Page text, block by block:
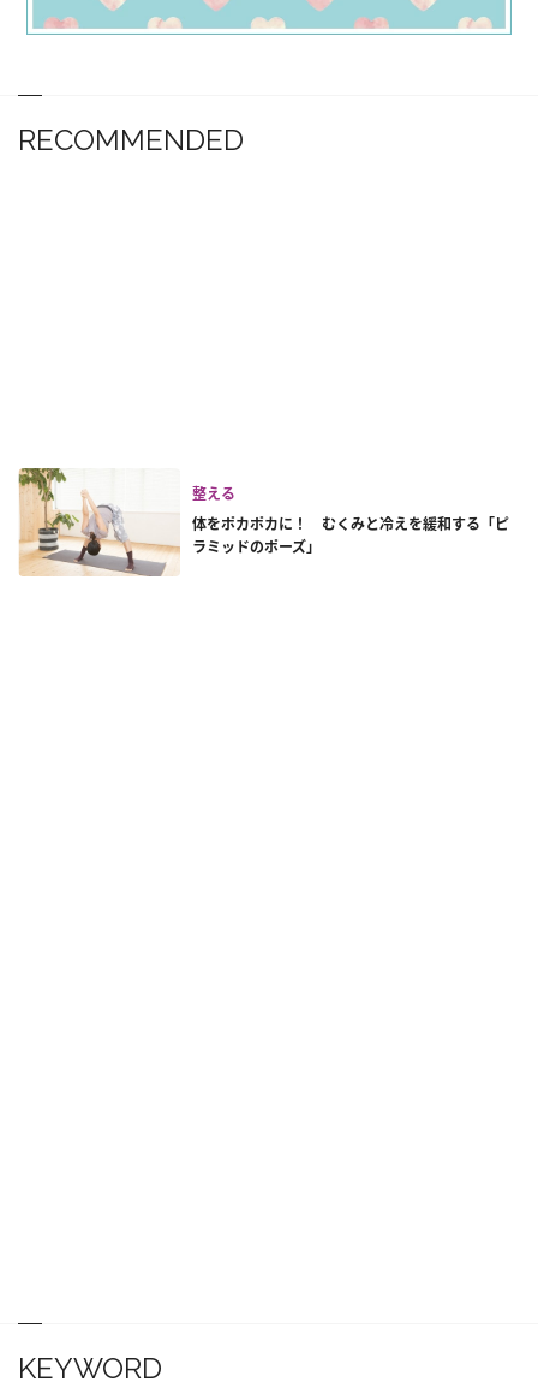
RECOMMENDED
整える
体をポカポカに！ むくみと冷えを緩和する「ピ
ラミッドのポーズ」
KEYWORD